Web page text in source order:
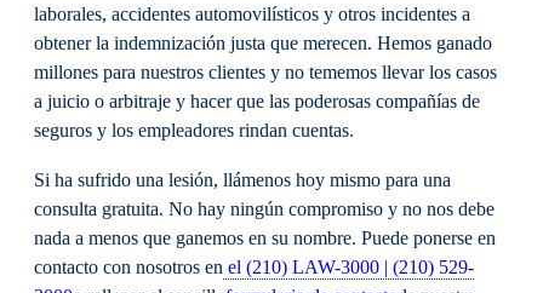
laborales, accidentes automovilísticos y otros incidentes a
obtener la indemnización justa que merecen. Hemos ganado
millones para nuestros clientes y no tememos llevar los casos
a juicio o arbitraje y hacer que las poderosas compañías de
seguros y los empleadores rindan cuentas.
Si ha sufrido una lesión, llámenos hoy mismo para una
consulta gratuita. No hay ningún compromiso y no nos debe
nada a menos que ganemos en su nombre. Puede ponerse en
contacto con nosotros en el (210) LAW-3000 | (210) 529-